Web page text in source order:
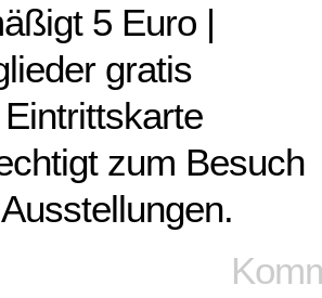
5 Euro |
gratis
zum Besuch